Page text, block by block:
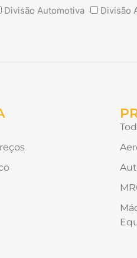
Divisão Automotiva Divisão